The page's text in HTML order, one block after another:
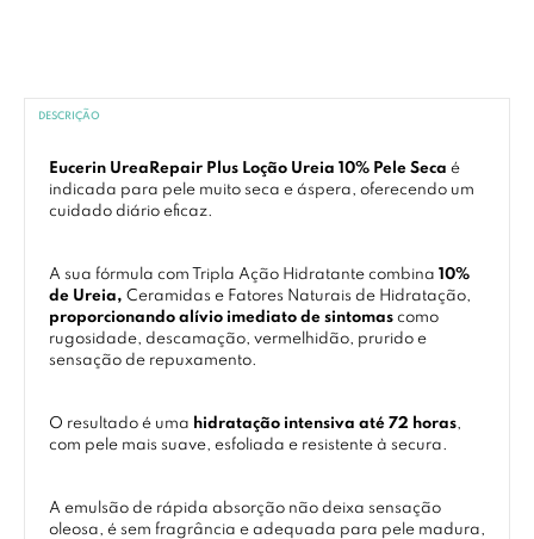
DESCRIÇÃO
Eucerin UreaRepair Plus Loção Ureia 10% Pele Seca é
indicada para pele muito seca e áspera, oferecendo um
cuidado diário eficaz.
A sua fórmula com Tripla Ação Hidratante combina 10%
de Ureia, Ceramidas e Fatores Naturais de Hidratação,
proporcionando alívio imediato de sintomas como
rugosidade, descamação, vermelhidão, prurido e
sensação de repuxamento.
O resultado é uma hidratação intensiva até 72 horas,
com pele mais suave, esfoliada e resistente à secura.
A emulsão de rápida absorção não deixa sensação
oleosa, é sem fragrância e adequada para pele madura,